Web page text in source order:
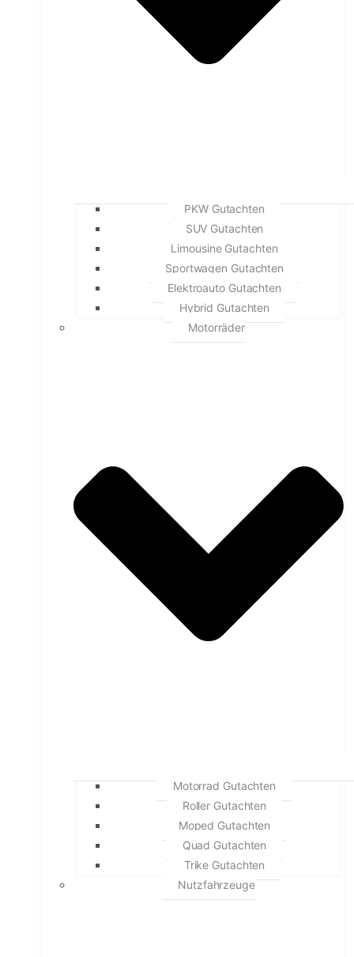
PKW Gutachten
SUV Gutachten
Limousine Gutachten
Sportwagen Gutachten
Elektroauto Gutachten
Hybrid Gutachten
Motorräder
Motorrad Gutachten
Roller Gutachten
Moped Gutachten
Quad Gutachten
Trike Gutachten
Nutzfahrzeuge